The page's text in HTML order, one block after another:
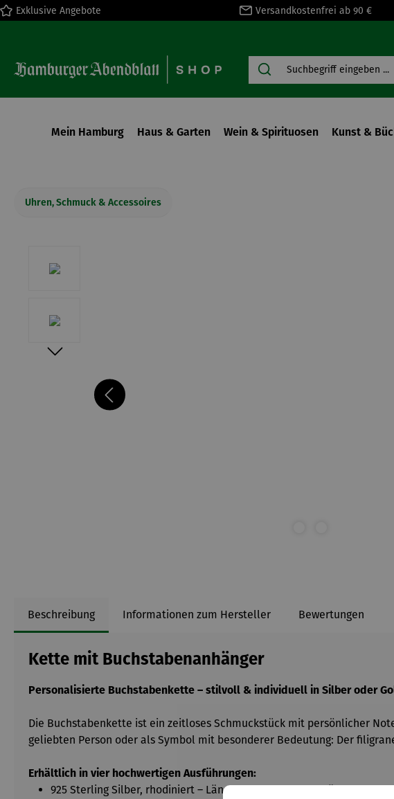
Zur Hauptnavigation springen
Exklusive Angebote Versandkostenfrei ab 90 €
Mein Hamburg Haus & Garten Wein & Spirituosen Kunst &
Uhren, Schmuck & Accessoires
Beschreibung Informationen zum Hersteller Bewertungen
Kette mit Buchstabenanhänger
Personalisierte Buchstabenkette – stilvoll & individuell in Silber oder
Die Buchstabenkette ist ein zeitloses Schmuckstück mit persönlicher
geliebten Person oder als Symbol mit besonderer Bedeutung: Der
Erhältlich in vier hochwertigen Ausführungen:
925 Sterling Silber, rhodiniert – Länge: 42 cm + 3 cm Verlängerung